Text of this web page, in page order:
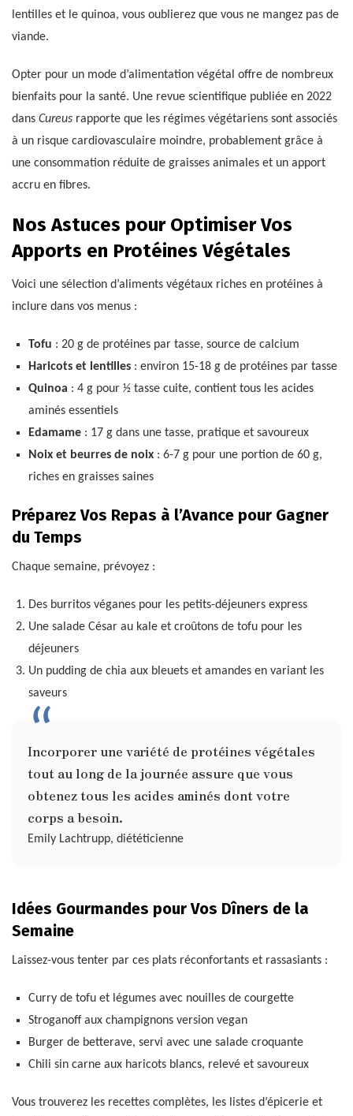
lentilles et le quinoa, vous oublierez que vous ne mangez pas de
viande.
Opter pour un mode d’alimentation végétal offre de nombreux
bienfaits pour la santé. Une revue scientifique publiée en 2022
dans Cureus rapporte que les régimes végétariens sont associés
à un risque cardiovasculaire moindre, probablement grâce à
une consommation réduite de graisses animales et un apport
accru en fibres.
Nos Astuces pour Optimiser Vos
Apports en Protéines Végétales
Voici une sélection d’aliments végétaux riches en protéines à
inclure dans vos menus :
Tofu : 20 g de protéines par tasse, source de calcium
Haricots et lentilles: environ 15-18 g de protéines par tasse
Quinoa : 4 g pour 1⁄2 tasse cuite, contient tous les acides
aminés essentiels
Edamame: 17 g dans une tasse, pratique et savoureux
Noix et beurres de noix: 6-7 g pour une portion de 60 g,
riches en graisses saines
Préparez Vos Repas à l’Avance pour Gagner
du Temps
Chaque semaine, prévoyez :
Des burritos véganes pour les petits-déjeuners express
Une salade César au kale et croûtons de tofu pour les
déjeuners
Un pudding de chia aux bleuets et amandes en variant les
saveurs
Incorporer une variété de protéines végétales
tout au long de la journée assure que vous
obtenez tous les acides aminés dont votre
corps a besoin.
Emily Lachtrupp, diététicienne
Idées Gourmandes pour Vos Dîners de la
Semaine
Laissez-vous tenter par ces plats réconfortants et rassasiants :
Curry de tofu et légumes avec nouilles de courgette
Stroganoff aux champignons version vegan
Burger de betterave, servi avec une salade croquante
Chili sin carne aux haricots blancs, relevé et savoureux
Vous trouverez les recettes complètes, les listes d’épicerie et